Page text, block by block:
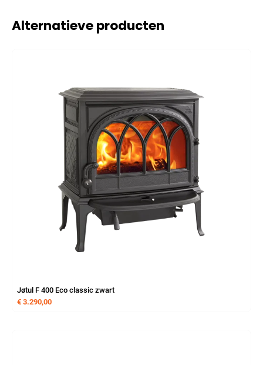
Alternatieve producten
Jøtul F 400 Eco classic zwart
€ 3.290,00